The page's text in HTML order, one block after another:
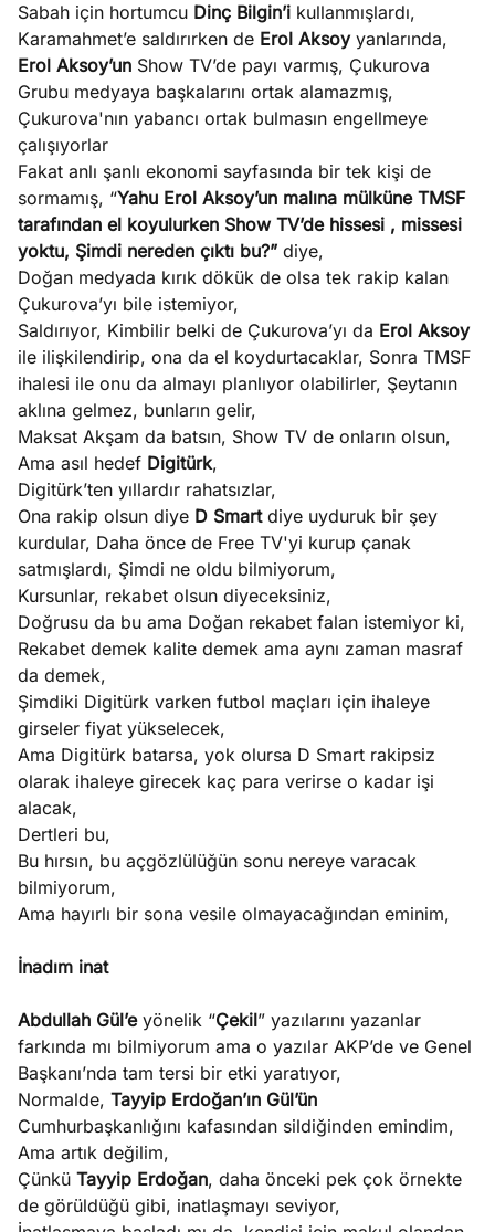
Sabah için hortumcu Dinç Bilgin’i kullanmışlardı,
Karamahmet’e saldırırken de Erol Aksoyyanlarında,
Erol Aksoy’un Show TV’de payı varmış, Çukurova
Grubu medyaya başkalarını ortak alamazmış,
Çukurova'nın yabancı ortak bulmasın engellmeye
çalışıyorlar
Fakat anlı şanlı ekonomi sayfasında bir tek kişi de
sormamış, “Yahu Erol Aksoy’un malına mülküne TMSF
tarafından el koyulurken Show TV’de hissesi , missesi
yoktu, Şimdi nereden çıktı bu?” diye,
Doğan medyada kırık dökük de olsa tek rakip kalan
Çukurova’yı bile istemiyor,
Saldırıyor, Kimbilir belki de Çukurova’yı da Erol Aksoy
ile ilişkilendirip, ona da el koydurtacaklar, Sonra TMSF
ihalesi ile onu da almayı planlıyor olabilirler, Şeytanın
aklına gelmez, bunların gelir,
Maksat Akşam da batsın, Show TV de onların olsun,
Ama asıl hedef Digitürk,
Digitürk’ten yıllardır rahatsızlar,
Ona rakip olsun diye D Smartdiye uyduruk bir şey
kurdular, Daha önce de Free TV'yi kurup çanak
satmışlardı, Şimdi ne oldu bilmiyorum,
Kursunlar, rekabet olsun diyeceksiniz,
Doğrusu da bu ama Doğan rekabet falan istemiyor ki,
Rekabet demek kalite demek ama aynı zaman masraf
da demek,
Şimdiki Digitürk varken futbol maçları için ihaleye
girseler fiyat yükselecek,
Ama Digitürk batarsa, yok olursa D Smart rakipsiz
olarak ihaleye girecek kaç para verirse o kadar işi
alacak,
Dertleri bu,
Bu hırsın, bu açgözlülüğün sonu nereye varacak
bilmiyorum,
Ama hayırlı bir sona vesile olmayacağından eminim,
İnadım inat
Abdullah Gül’eyönelik “Çekil” yazılarını yazanlar
farkında mı bilmiyorum ama o yazılar AKP’de ve Genel
Başkanı’nda tam tersi bir etki yaratıyor,
Normalde, Tayyip Erdoğan’ın Gül’ün
Cumhurbaşkanlığını kafasından sildiğinden emindim,
Ama artık değilim,
Çünkü Tayyip Erdoğan, daha önceki pek çok örnekte
de görüldüğü gibi, inatlaşmayı seviyor,